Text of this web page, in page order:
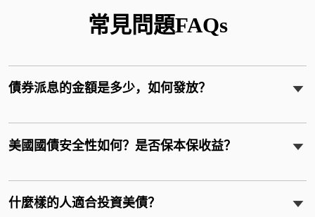
常見問題FAQs
債券派息的金額是多少，如何發放？
美國國債安全性如何？是否保本保收益？
什麼樣的人適合投資美債？